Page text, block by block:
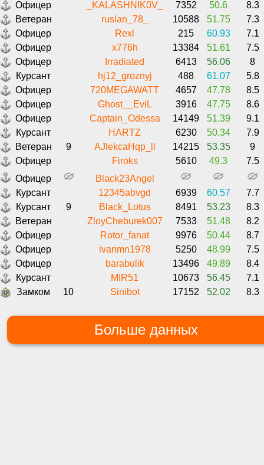
Офицер
_KALASHNIK0V_ 7352 50.6
8.3
Ветеран
ruslan_78_ 10588 51.75
7.3
Офицер
Rexl 215 60.93
7.1
Офицер
x776h 13384 51.61
7.5
Офицер
Irradiated 6413 56.06
8
Курсант
hj12_groznyj 488 61.07
5.8
Офицер
720MEGAWATT 4657 47.78
8.5
Офицер
Ghost__EviL 3916 47.75
8.6
Офицер
Captain_Odessa 14149 51.39
9.1
Курсант
HARTZ 6230 50.34
7.9
Ветеран
9 AJlekcaHqp_ll 14215 53.35
9
Офицер
Firoks 5610 49.3
7.5
Офицер
Black23Angel
Курсант
12345abvgd 6939 60.57
7.7
Курсант
9 Black_Lotus 8491 53.23
8.3
Ветеран
ZloyCheburek007 7533 51.48
8.2
Офицер
Rotor_fanat 9976 50.44
8.7
Офицер
ivanmn1978 5250 48.99
7.5
Офицер
barabulik 13496 49.89
8.4
Курсант
MIR51 10673 56.45
7.1
Замком
10 Sinibot 17152 52.02 8.3
Больше данных